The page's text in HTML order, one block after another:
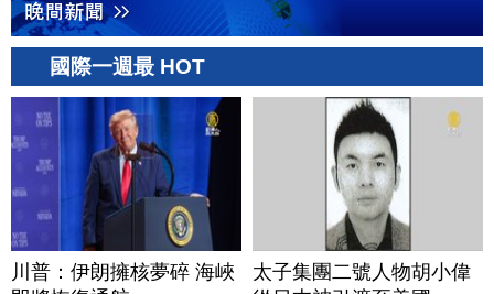
國際一週最 HOT
川普：伊朗擁核夢碎 海峽
太子集團二號人物胡小偉